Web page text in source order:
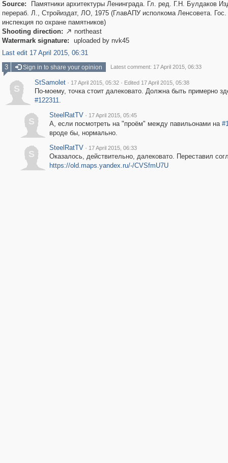
Source:
Памятники архитектуры Ленинграда. Гл. ред. Г.Н. Булдаков
перераб. Л., Стройиздат, ЛО, 1975 (ГлавАПУ исполкома Ленсовета. Гос.
инспекция по охране памятников)
Shooting direction:  northeast
Watermark signature:
uploaded by nvk45
Last edit 17 April 2015, 06:31
3
Sign in to share your opinion Latest comment: 17 April 2015, 06:33
S
StSamolet · 17 April 2015, 05:32 · Edited 17 April 2015, 05:38
По-моему, точка стоит далековато. Должна быть примерно
#122311.
S
SteelRatTV · 17 April 2015, 05:45
А, если посмотреть на "проём" между павильонами на
вроде бы, нормально.
S
SteelRatTV · 17 April 2015, 06:33
Оказалось, действительно, далековато. Переставил
https://old.maps.yandex.ru/-/CVSfmU7U